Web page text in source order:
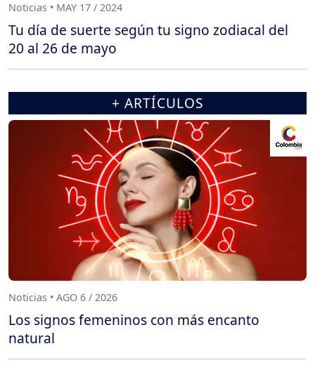
Noticias • MAY 17 / 2024
Tu día de suerte según tu signo zodiacal del
20 al 26 de mayo
+ ARTÍCULOS
Noticias • AGO 6 / 2026
Los signos femeninos con más encanto
natural